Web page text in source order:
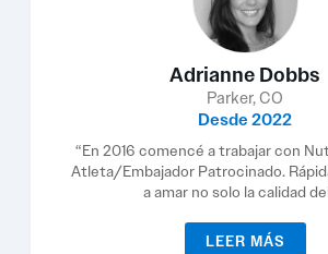
Adrianne Dobbs
Parker, CO
Desde 2022
“En 2016 comencé a trabajar con
Atleta/Embajador Patrocinado.
a amar no solo la calidad
LEER MÁS